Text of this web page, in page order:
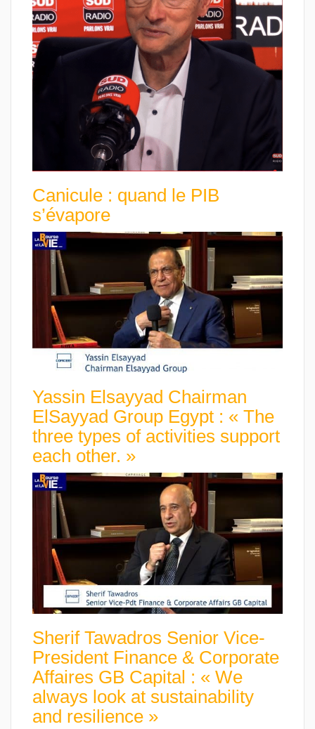
Canicule : quand le PIB
s’évapore
Yassin Elsayyad Chairman
ElSayyad Group Egypt : « The
three types of activities support
each other. »
Sherif Tawadros Senior Vice-
President Finance & Corporate
Affaires GB Capital : « We
always look at sustainability
and resilience »